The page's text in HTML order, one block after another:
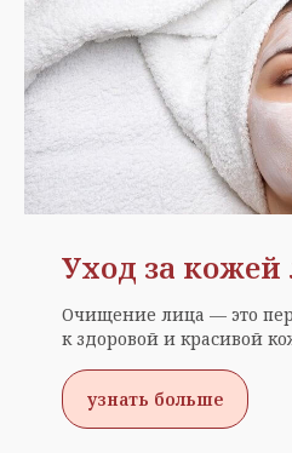
Уход за кожей
Очищение лица — это
к здоровой и красивой
узнать больше